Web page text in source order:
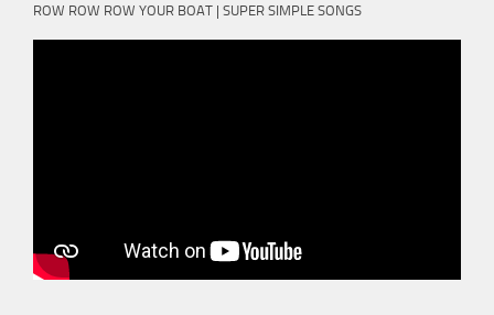
ROW ROW ROW YOUR BOAT | SUPER SIMPLE SONGS